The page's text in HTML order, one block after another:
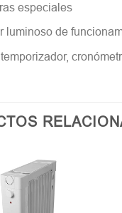
especiales
luminoso de